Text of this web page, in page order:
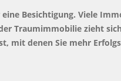
Besichtigung. Viele
Traumimmobilie zieht
mit denen Sie mehr